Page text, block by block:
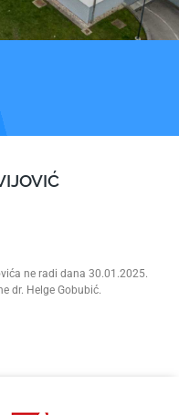
ne radi dana 30.01.2025.
dr. Helge Gobubić.